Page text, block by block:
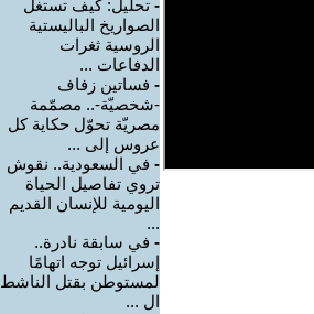
- تحليل: كيف تستغل
الصواريخ الباليستية
الروسية ثغرات
الدفاعات ...
- فساتين زفاف
-شخصيّة-.. مصمّمة
مصريّة تحوّل حكاية كل
عروس إلى ...
- في السعودية.. نقوش
تروي تفاصيل الحياة
اليومية للإنسان القديم
...
- في سابقة نادرة..
إسرائيل توجه اتهامًا
لمستوطن بقتل الناشط
ال ...